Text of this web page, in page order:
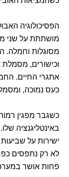
הפסיכולוגיה
מושתתת על שני
מסוגלות וחמלה.
וכישורים,
אתגרי החיים.
כעס נמוכה,
כשגבר מפגין
באינטליגנציה
ישירות על
לא רק נתפסים
פחות אושר